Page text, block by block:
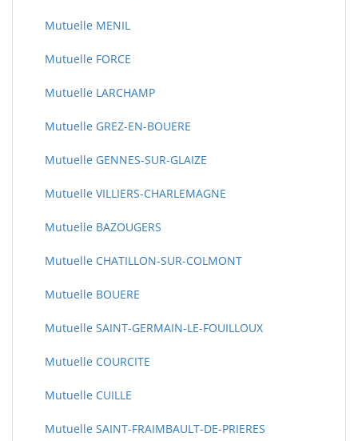
Mutuelle MENIL
Mutuelle FORCE
Mutuelle LARCHAMP
Mutuelle GREZ-EN-BOUERE
Mutuelle GENNES-SUR-GLAIZE
Mutuelle VILLIERS-CHARLEMAGNE
Mutuelle BAZOUGERS
Mutuelle CHATILLON-SUR-COLMONT
Mutuelle BOUERE
Mutuelle SAINT-GERMAIN-LE-FOUILLOUX
Mutuelle COURCITE
Mutuelle CUILLE
Mutuelle SAINT-FRAIMBAULT-DE-PRIERES